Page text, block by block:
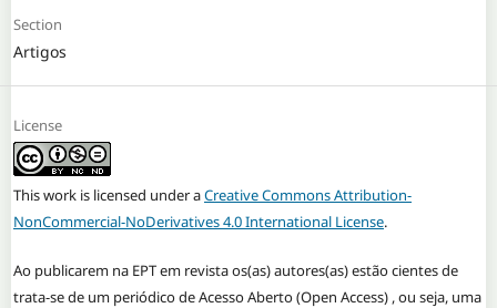
Section
Artigos
License
This work is licensed under aCreative Commons Attribution-
NonCommercial-NoDerivatives 4.0 International License.
Ao publicarem na EPT em revista os(as) autores(as) estão cientes de
trata-se de um periódico de Acesso Aberto (Open Access) , ou seja, uma